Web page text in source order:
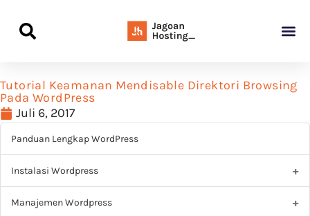
Tutorial Keamanan Mendisable Direktori Browsing
Pada WordPress
Juli 6, 2017
Panduan Lengkap WordPress
Instalasi Wordpress
Manajemen Wordpress